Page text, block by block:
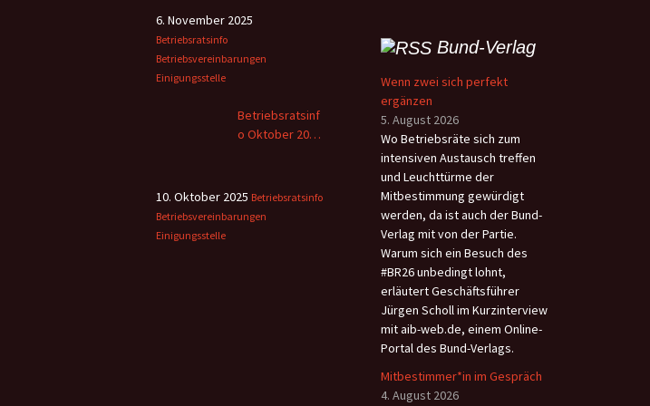
6. November 2025
Betriebsratsinfo
Betriebsvereinbarungen
Einigungsstelle
Betriebsratsinf
o Oktober 2025
10. Oktober 2025 Betriebsratsinfo
Betriebsvereinbarungen
Einigungsstelle
Bund-Verlag
Wenn zwei sich perfekt
ergänzen
5. August 2026
Wo Betriebsräte sich zum
intensiven Austausch treffen
und Leuchttürme der
Mitbestimmung gewürdigt
werden, da ist auch der Bund-
Verlag mit von der Partie.
Warum sich ein Besuch des
#BR26 unbedingt lohnt,
erläutert Geschäftsführer
Jürgen Scholl im Kurzinterview
mit aib-web.de, einem Online-
Portal des Bund-Verlags.
Mitbestimmer*in im Gespräch
4. August 2026